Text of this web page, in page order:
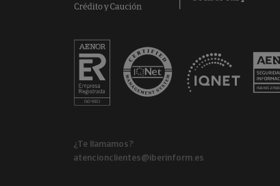
¿Te llamamos?
atencionclientes@iberinform.es